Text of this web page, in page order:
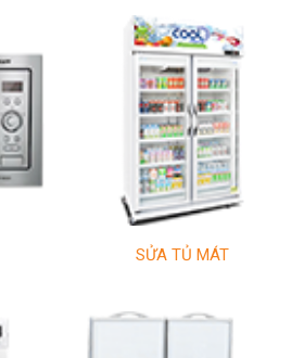
SỬA TỦ MÁT